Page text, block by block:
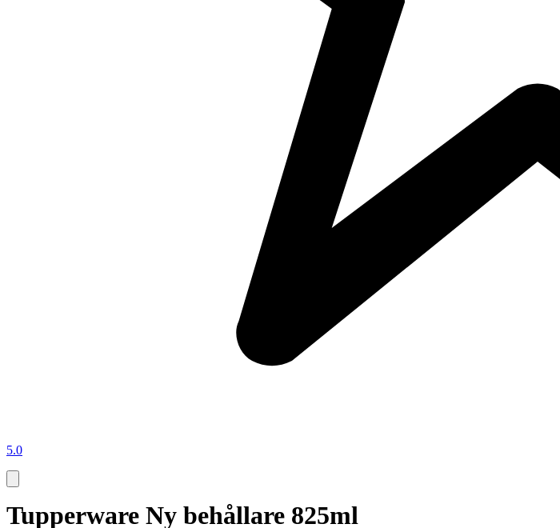
5.0
Tupperware Ny behållare 825ml